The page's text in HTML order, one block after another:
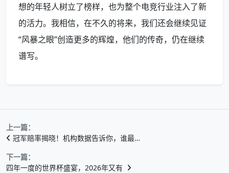
想的年轻人树立了榜样，也为整个电竞行业注入了新
的活力。我相信，在不久的将来，我们还会继续见证
“风暴之眼”创造更多的辉煌，他们的传奇，仍在继续
谱写。
上一篇：
冠军赔率揭晓！机构数据告诉你，谁最…
下一篇：
四年一度的世界杯盛宴，2026年又有